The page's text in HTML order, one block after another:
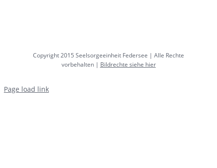
Copyright 2015 Seelsorgeeinheit Federsee | Alle Rechte
vorbehalten | Bildrechte siehe hier
Page load link